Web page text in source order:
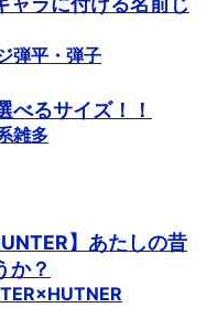
弾平・弾子
べるサイズ！！
雑多
】あたしの昔
か？